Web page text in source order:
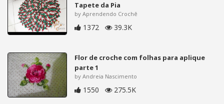
Tapete da Pia
by Aprendendo Crochê
1372 39.3K
Flor de croche com folhas para aplique
parte 1
by Andreia Nascimento
1550 275.5K